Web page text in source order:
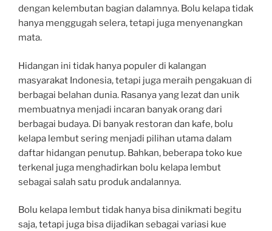
dengan kelembutan bagian dalamnya. Bolu kelapa tidak
hanya menggugah selera, tetapi juga menyenangkan
mata.
Hidangan ini tidak hanya populer di kalangan
masyarakat Indonesia, tetapi juga meraih pengakuan di
berbagai belahan dunia. Rasanya yang lezat dan unik
membuatnya menjadi incaran banyak orang dari
berbagai budaya. Di banyak restoran dan kafe, bolu
kelapa lembut sering menjadi pilihan utama dalam
daftar hidangan penutup. Bahkan, beberapa toko kue
terkenal juga menghadirkan bolu kelapa lembut
sebagai salah satu produk andalannya.
Bolu kelapa lembut tidak hanya bisa dinikmati begitu
saja, tetapi juga bisa dijadikan sebagai variasi kue